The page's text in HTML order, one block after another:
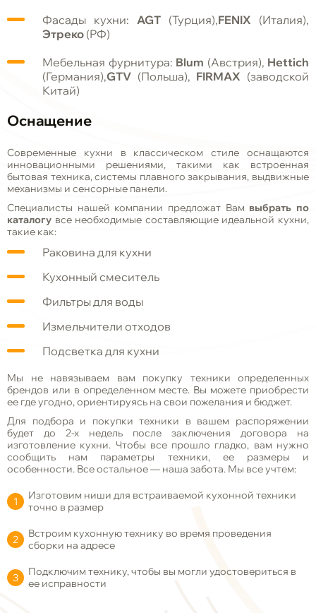
Фасады кухни: AGT (Турция),FENIX (Италия),
Этреко (РФ)
Мебельная фурнитура: Blum (Австрия), Hettich
(Германия),GTV (Польша), FIRMAX (заводской
Китай)
Оснащение
Современные кухни в классическом стиле оснащаются
инновационными решениями, такими как встроенная
бытовая техника, системы плавного закрывания, выдвижные
механизмы и сенсорные панели.
Специалисты нашей компании предложат Вам выбрать по
каталогу все необходимые составляющие идеальной кухни,
такие как:
Раковина для кухни
Кухонный смеситель
Фильтры для воды
Измельчители отходов
Подсветка для кухни
Мы не навязываем вам покупку техники определенных
брендов или в определенном месте. Вы можете приобрести
ее где угодно, ориентируясь на свои пожелания и бюджет.
Для подбора и покупки техники в вашем распоряжении
будет до 2-х недель после заключения договора на
изготовление кухни. Чтобы все прошло гладко, вам нужно
сообщить нам параметры техники, ее размеры и
особенности. Все остальное— наша забота. Мы все учтем:
Изготовим ниши для встраиваемой кухонной техники
точно в размер
Встроим кухонную технику во время проведения
сборки на адресе
Подключим технику, чтобы вы могли удостовериться в
ее исправности